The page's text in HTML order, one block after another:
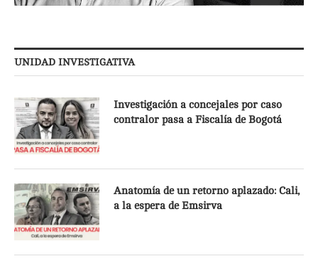
UNIDAD INVESTIGATIVA
Investigación a concejales por caso
contralor pasa a Fiscalía de Bogotá
Anatomía de un retorno aplazado: Cali,
a la espera de Emsirva